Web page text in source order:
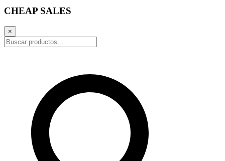
CHEAP SALES
×